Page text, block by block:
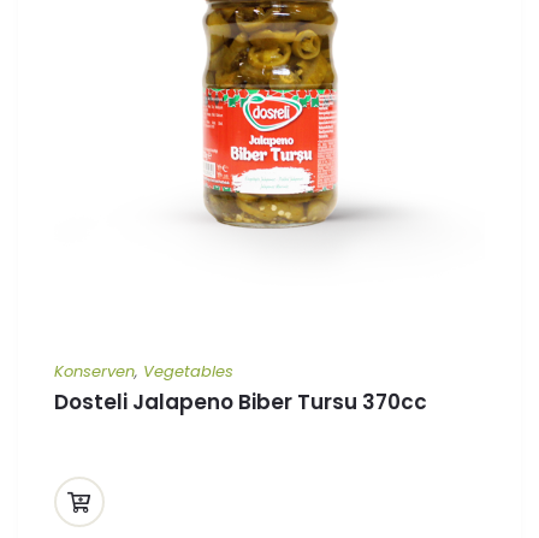
Konserven, Vegetables
Dosteli Jalapeno Biber Tursu 370cc